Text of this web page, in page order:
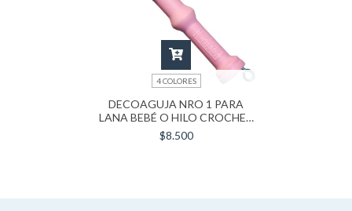
4 COLORES
DECOAGUJA NRO 1 PARA
LANA BEBÉ O HILO CROCHET
FINO (FINA)
$8.500